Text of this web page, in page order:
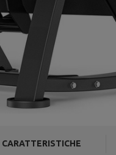
CARATTERISTICHE